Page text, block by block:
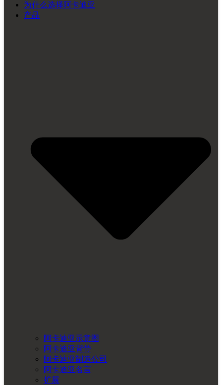
为什么选择阿卡迪亚
产品
阿卡迪亚示意图
阿卡迪亚背带
阿卡迪亚制造公司
阿卡迪亚名言
扩展